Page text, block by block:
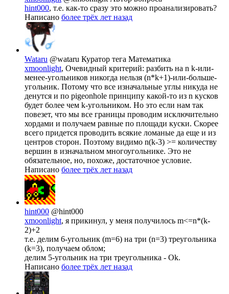
hint000, т.е. как-то сразу это можно проанализировать?
Написано более трёх лет назад
Wataru @wataru Куратор тега Математика
xmoonlight, Очевидный критерий: разбить на n k-или-
менее-угольников никогда нельзя (n*k+1)-или-больше-
угольник. Потому что все изначальные углы никуда не
денутся и по pigeonhole принципу какой-то из n кусков
будет более чем k-угольником. Но это если нам так
повезет, что мы все границы проводим исключительно
хордами и получаем равные по площади куски. Скорее
всего придется проводить всякие ломаные да еще и из
центров сторон. Поэтому видимо n(k-3) >= количеству
вершин в изначальном многоугольнике. Это не
обязательное, но, похоже, достаточное условие.
Написано более трёх лет назад
hint000 @hint000
xmoonlight, я прикинул, у меня получилось m<=n*(k-
2)+2
т.е. делим 6-угольник (m=6) на три (n=3) треугольника
(k=3), получаем облом;
делим 5-угольник на три треугольника - Ok.
Написано более трёх лет назад